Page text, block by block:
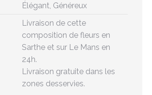
Élégant, Généreux
Livraison de cette
composition de fleurs en
Sarthe et sur Le Mans en
24h.
Livraison gratuite dans les
zones desservies.